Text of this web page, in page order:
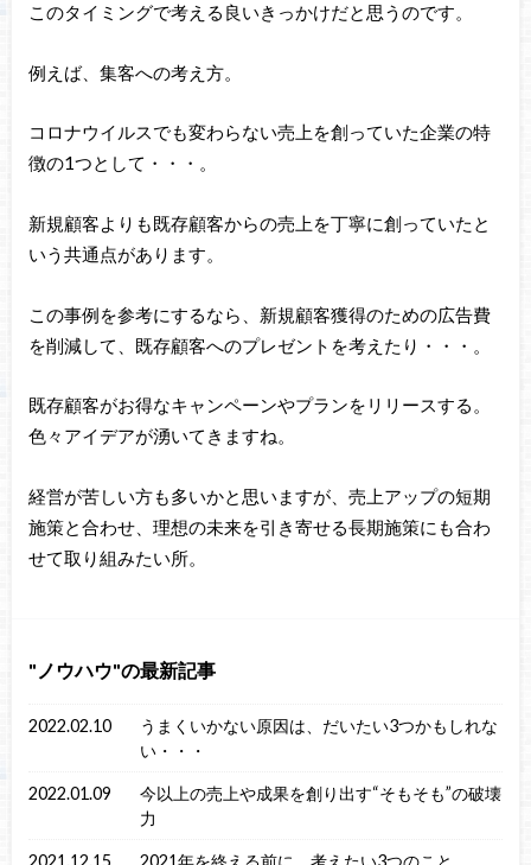
このタイミングで考える良いきっかけだと思うのです。
例えば、集客への考え方。
コロナウイルスでも変わらない売上を創っていた企業の特
徴の1つとして・・・。
新規顧客よりも既存顧客からの売上を丁寧に創っていたと
いう共通点があります。
この事例を参考にするなら、新規顧客獲得のための広告費
を削減して、既存顧客へのプレゼントを考えたり・・・。
既存顧客がお得なキャンペーンやプランをリリースする。
色々アイデアが湧いてきますね。
経営が苦しい方も多いかと思いますが、売上アップの短期
施策と合わせ、理想の未来を引き寄せる長期施策にも合わ
せて取り組みたい所。
ノウハウ の最新記事
2022.02.10
うまくいかない原因は、だいたい3つかもしれな
い・・・
2022.01.09
今以上の売上や成果を創り出す“そもそも”の破壊
力